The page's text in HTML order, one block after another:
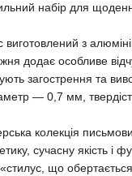
набір для
з
додає особливе
загострення та
— 0,7 мм,
колекція
сучасну якість і
що